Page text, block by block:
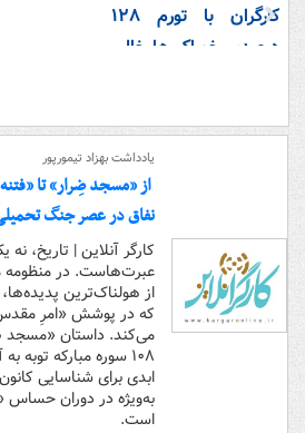
کارگران با تورم ۱۲۸
درصدی خوراکی‌ها خالی
یادداشت بهزاد تیمورپور
از «مسجد ضِرار» تا
نفاق در عصر جنگ
کارگر آنلاین | تاریخ، نه
عبرت‌هاست. در منظومه
از هولناک‌ترین
که در پوشش «امرِ
۱۰۸ سوره مبارکه
ابدی برای شناسایی
به‌ویژه در دوران
است.